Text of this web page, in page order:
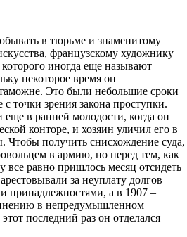
в тюрьме и знаменитому
французскому художнику
иногда еще называют
некоторое время он
Это были небольшие сроки
с точки зрения закона проступки.
еще в ранней молодости, когда он
конторе, и хозяин уличил его в
Чтобы получить снисхождение суда,
в армию, но перед тем, как
все равно пришлось месяц отсидеть
за неуплату долгов
принадлежностями, а в 1907 –
в непредумышленном
последний раз он отделался